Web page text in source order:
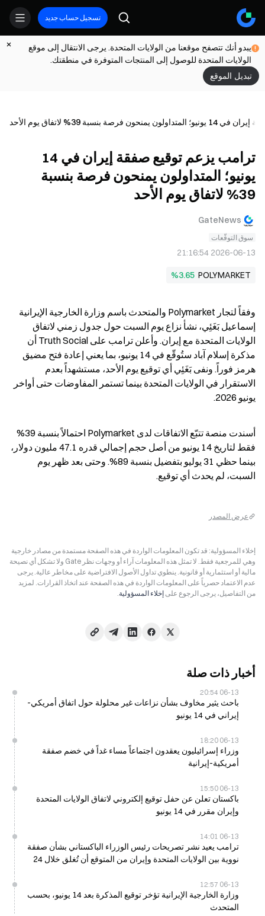
تسجيل حساب جديد
يبدو أنك تتصفح موقعنا من الولايات المتحدة. يرجى الانتقال إلى موقع
الولايات المتحدة للوصول إلى المنتجات المتوفرة في منطقتك.
تبديل الموقع
فرصة بنسبة 39% لاتفاق يوم الأحد
ترامب يزعم توقيع صفقة إيران في 14
يونيو؛ المتداولون يمنحون فرصة بنسبة
39% لاتفاق يوم الأحد
GateNews
سوق التوقّعات
2026-06-13 21:16:54
POLYMARKET
%3.65
يونيو 2026.
السبت، لم يحدث أي توقيع.
عرض المصدر
إخلاء المسؤولية: قد تكون المعلومات الواردة في هذه الصفحة مستمدة من مصادر خارجية
وهي للمرجعية فقط. لا تمثل هذه المعلومات آراء أو وجهات نظر Gate ولا تشكل أي نصيحة
مالية أو استثمارية أو قانونية. ينطوي تداول الأصول الافتراضية على مخاطر عالية. يرجى
عدم الاعتماد حصرياً على المعلومات الواردة في هذه الصفحة عند اتخاذ القرارات. لمزيد
من التفاصيل، يرجى الرجوع على إخلاء المسؤولية.
أخبار ذات صلة
06-13 20:54
باحث يثير مخاوف بشأن نزاعات غير محلولة حول اتفاق أمريكي-
إيراني في 14 يونيو
06-13 18:20
وزراء إسرائيليون يعقدون اجتماعاً مساء غداً في خضم صفقة
أمريكية-إيرانية
06-13 15:50
باكستان تعلن عن حفل توقيع إلكتروني لاتفاق الولايات المتحدة
وإيران مقرر في 14 يونيو
06-13 14:01
ترامب يعيد نشر تصريحات رئيس الوزراء الباكستاني بشأن صفقة
نووية بين الولايات المتحدة وإيران من المتوقع أن تُغلق خلال 24
06-13 12:57
وزارة الخارجية الإيرانية تؤخر توقيع المذكرة بعد 14 يونيو، بحسب
المتحدث